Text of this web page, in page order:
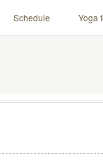
Schedule Yoga